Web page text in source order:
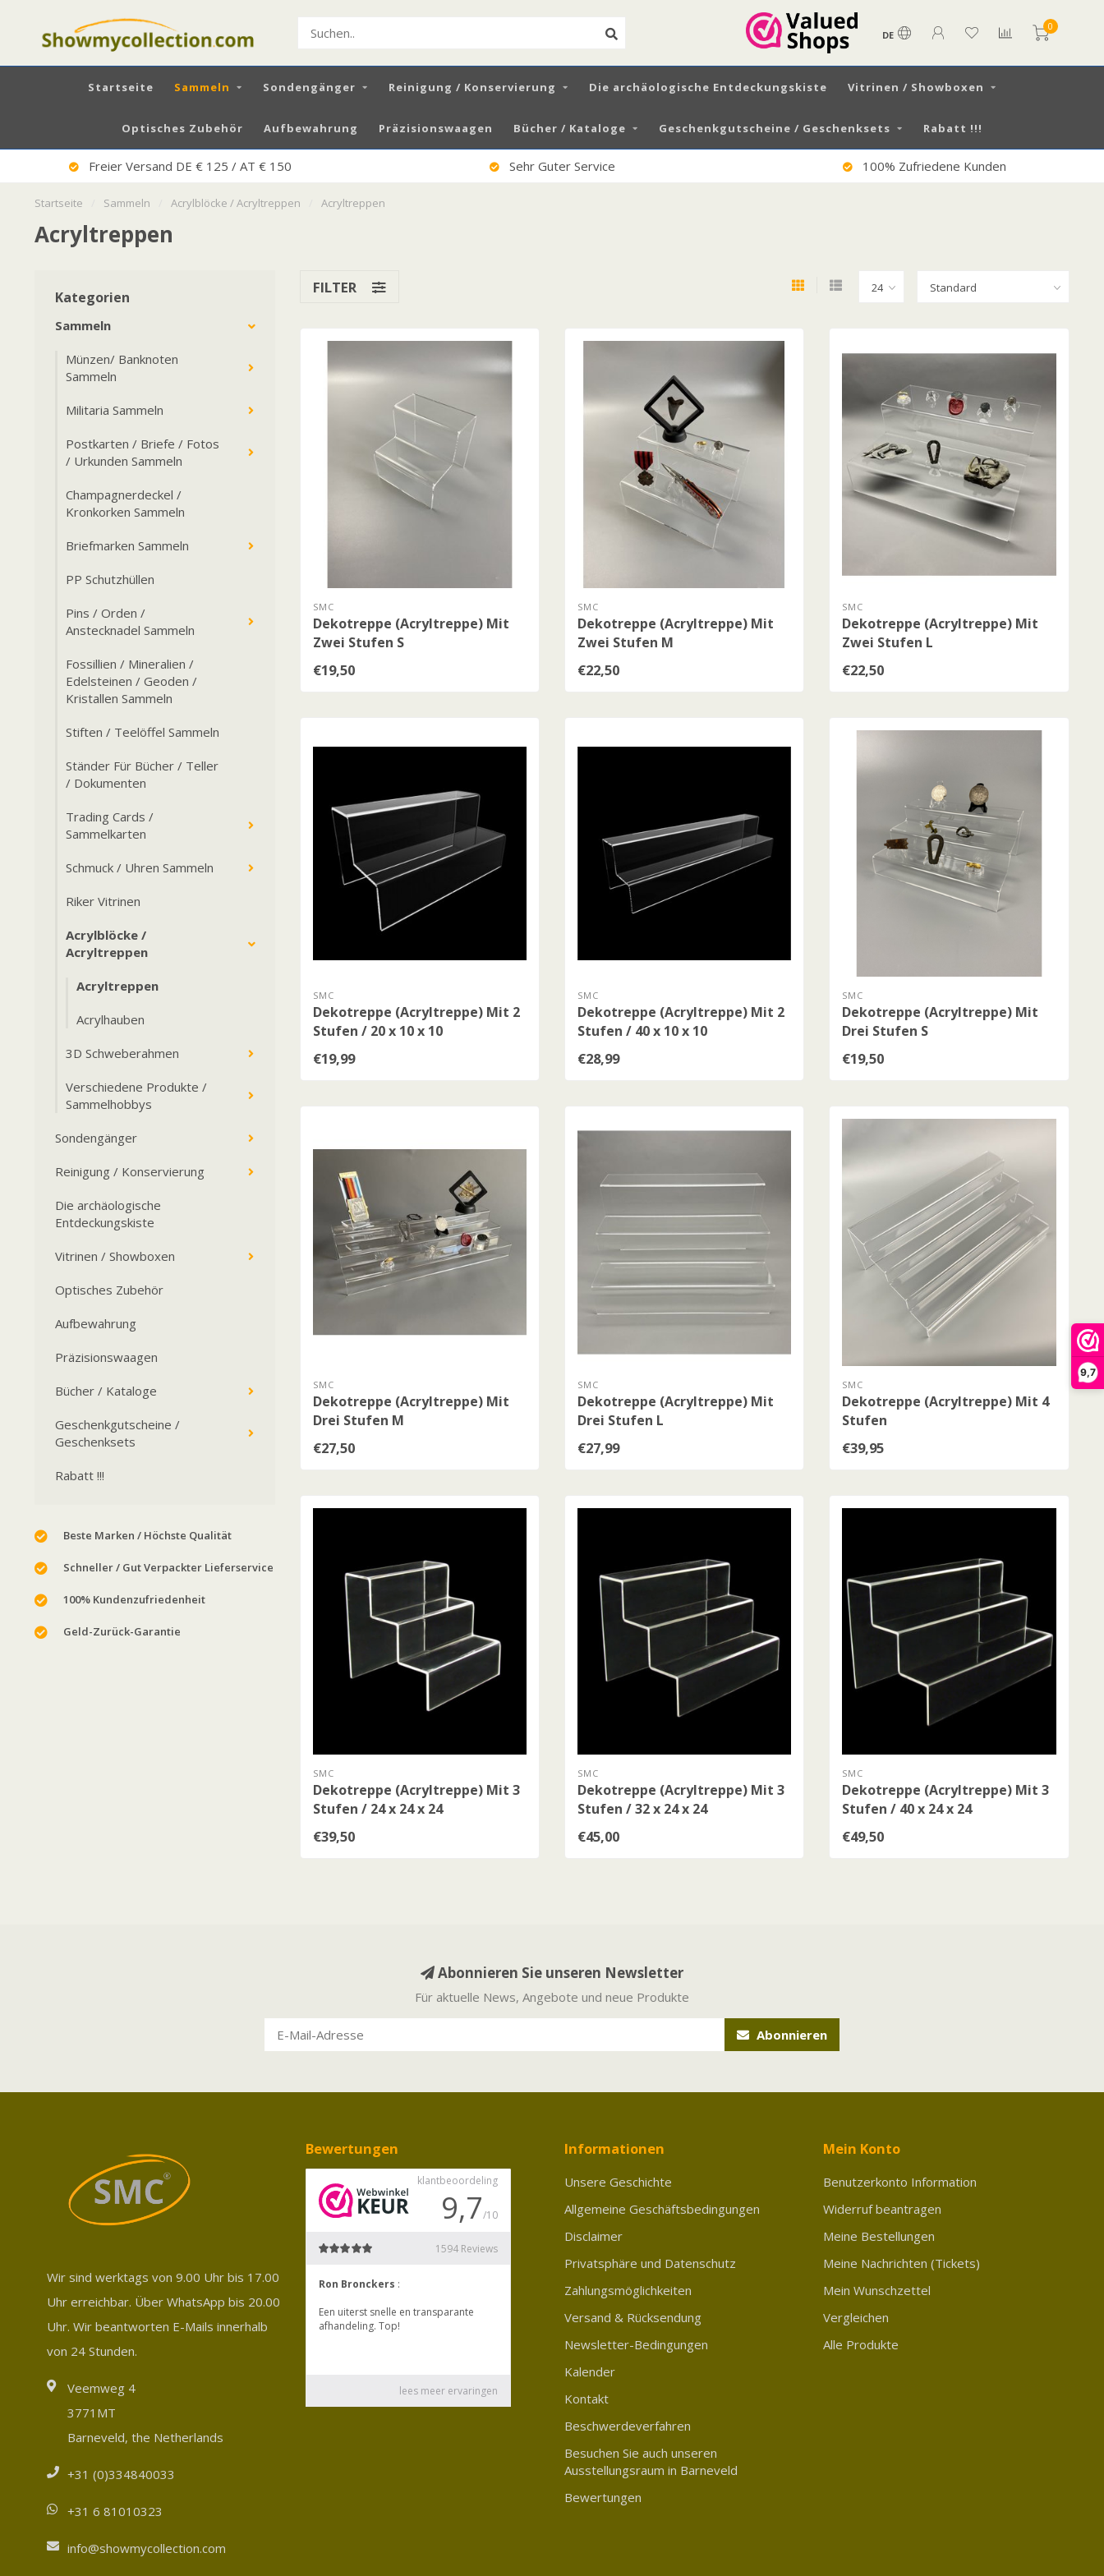
9,7
DE
0
Startseite Sammeln Sondengänger Reinigung / Konservierung Die archäologische Entdeckungskiste Vitrinen / Showboxen
Optisches Zubehör Aufbewahrung Präzisionswaagen Bücher / Kataloge Geschenkgutscheine / Geschenksets Rabatt !!!
Freier Versand DE € 125 / AT € 150 Sehr Guter Service 100% Zufriedene Kunden
Startseite Sammeln Acrylblöcke / Acryltreppen Acryltreppen
Acryltreppen
Kategorien
Sammeln
Münzen/ Banknoten
Sammeln
Militaria Sammeln
Postkarten / Briefe / Fotos
/ Urkunden Sammeln
Champagnerdeckel /
Kronkorken Sammeln
Briefmarken Sammeln
PP Schutzhüllen
Pins / Orden /
Anstecknadel Sammeln
Fossillien / Mineralien /
Edelsteinen / Geoden /
Kristallen Sammeln
Stiften / Teelöffel Sammeln
Ständer Für Bücher / Teller
/ Dokumenten
Trading Cards /
Sammelkarten
Schmuck / Uhren Sammeln
Riker Vitrinen
Acrylblöcke /
Acryltreppen
Acryltreppen
Acrylhauben
3D Schweberahmen
Verschiedene Produkte /
Sammelhobbys
Sondengänger
Reinigung / Konservierung
Die archäologische
Entdeckungskiste
Vitrinen / Showboxen
Optisches Zubehör
Aufbewahrung
Präzisionswaagen
Bücher / Kataloge
Geschenkgutscheine /
Geschenksets
Rabatt !!!
Beste Marken / Höchste Qualität
Schneller / Gut Verpackter Lieferservice
100% Kundenzufriedenheit
Geld-Zurück-Garantie
FILTER
SMC
Dekotreppe (Acryltreppe) Mit
Zwei Stufen S
€19,50
SMC
Dekotreppe (Acryltreppe) Mit
Zwei Stufen M
€22,50
SMC
Dekotreppe (Acryltreppe) Mit
Zwei Stufen L
€22,50
SMC
Dekotreppe (Acryltreppe) Mit 2
Stufen / 20 x 10 x 10
€19,99
SMC
Dekotreppe (Acryltreppe) Mit 2
Stufen / 40 x 10 x 10
€28,99
SMC
Dekotreppe (Acryltreppe) Mit
Drei Stufen S
€19,50
SMC
Dekotreppe (Acryltreppe) Mit
Drei Stufen M
€27,50
SMC
Dekotreppe (Acryltreppe) Mit
Drei Stufen L
€27,99
SMC
Dekotreppe (Acryltreppe) Mit 4
Stufen
€39,95
SMC
Dekotreppe (Acryltreppe) Mit 3
Stufen / 24 x 24 x 24
€39,50
SMC
Dekotreppe (Acryltreppe) Mit 3
Stufen / 32 x 24 x 24
€45,00
SMC
Dekotreppe (Acryltreppe) Mit 3
Stufen / 40 x 24 x 24
€49,50
Abonnieren Sie unseren Newsletter
Für aktuelle News, Angebote und neue Produkte
Abonnieren
Wir sind werktags von 9.00 Uhr bis 17.00
Uhr erreichbar. Über WhatsApp bis 20.00
Uhr. Wir beantworten E-Mails innerhalb
von 24 Stunden.
Veemweg 4
3771MT
Barneveld, the Netherlands
+31 (0)334840033
+31 6 81010323
info@showmycollection.com
Bewertungen Informationen
Unsere Geschichte
Allgemeine Geschäftsbedingungen
Disclaimer
Privatsphäre und Datenschutz
Zahlungsmöglichkeiten
Versand & Rücksendung
Newsletter-Bedingungen
Kalender
Kontakt
Beschwerdeverfahren
Besuchen Sie auch unseren
Ausstellungsraum in Barneveld
Bewertungen
Mein Konto
Benutzerkonto Information
Widerruf beantragen
Meine Bestellungen
Meine Nachrichten (Tickets)
Mein Wunschzettel
Vergleichen
Alle Produkte